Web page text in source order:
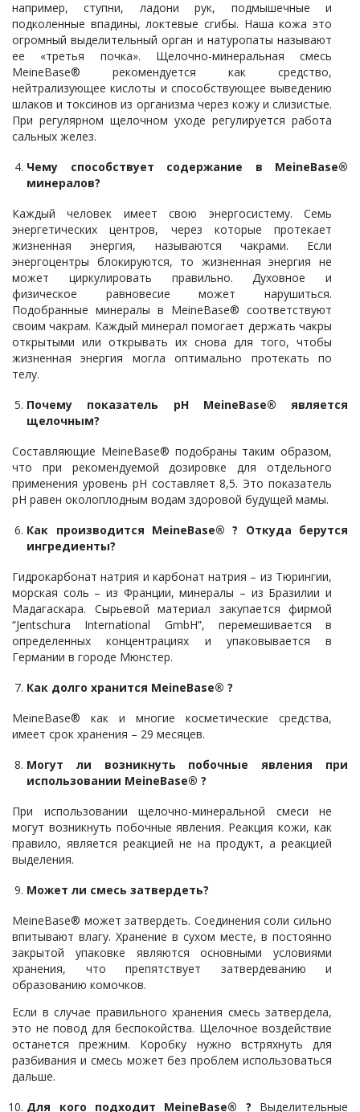
например, ступни, ладони рук, подмышечные и
подколенные впадины, локтевые сгибы. Наша кожа это
огромный выделительный орган и натуропаты называют
ее «третья почка». Щелочно-минеральная смесь
MeineBase® рекомендуется как средство,
нейтрализующее кислоты и способствующее выведению
шлаков и токсинов из организма через кожу и слизистые.
При регулярном щелочном уходе регулируется работа
сальных желез.
Чему способствует содержание в MeineBase®
минералов?
Каждый человек имеет свою энергосистему. Семь
энергетических центров, через которые протекает
жизненная энергия, называются чакрами. Если
энергоцентры блокируются, то жизненная энергия не
может циркулировать правильно. Духовное и
физическое равновесие может нарушиться.
Подобранные минералы в MeineBase® соответствуют
своим чакрам. Каждый минерал помогает держать чакры
открытыми или открывать их снова для того, чтобы
жизненная энергия могла оптимально протекать по
телу.
Почему показатель pH MeineBase® является
щелочным?
Составляющие MeineBase® подобраны таким образом,
что при рекомендуемой дозировке для отдельного
применения уровень pH составляет 8,5. Это показатель
рН равен околоплодным водам здоровой будущей мамы.
Как производится MeineBase® ? Откуда берутся
ингредиенты?
Гидрокарбонат натрия и карбонат натрия – из Тюрингии,
морская соль – из Франции, минералы – из Бразилии и
Мадагаскара. Сырьевой материал закупается фирмой
“Jentschura International GmbH”, перемешивается в
определенных концентрациях и упаковывается в
Германии в городе Мюнстер.
Как долго хранится MeineBase® ?
MeineBase® как и многие косметические средства,
имеет срок хранения – 29 месяцев.
Могут ли возникнуть побочные явления при
использовании MeineBase® ?
При использовании щелочно-минеральной смеси не
могут возникнуть побочные явления. Реакция кожи, как
правило, является реакцией не на продукт, а реакцией
выделения.
Может ли смесь затвердеть?
MeineBase® может затвердеть. Соединения соли сильно
впитывают влагу. Хранение в сухом месте, в постоянно
закрытой упаковке являются основными условиями
хранения, что препятствует затвердеванию и
образованию комочков.
Если в случае правильного хранения смесь затвердела,
это не повод для беспокойства. Щелочное воздействие
останется прежним. Коробку нужно встряхнуть для
разбивания и смесь может без проблем использоваться
дальше.
Для кого подходит MeineBase® ? Выделительные